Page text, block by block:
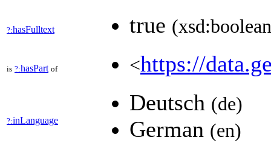
?:hasFulltext true
is ?:hasPart of <https://
?:inLanguage
Deutsch (de)
German (en)